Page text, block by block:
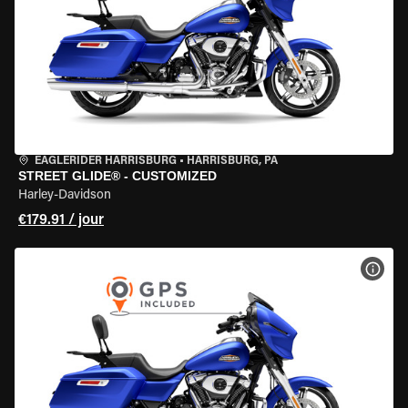
EAGLERIDER HARRISBURG • HARRISBURG, PA
STREET GLIDE® - CUSTOMIZED
Harley-Davidson
€179.91 / jour